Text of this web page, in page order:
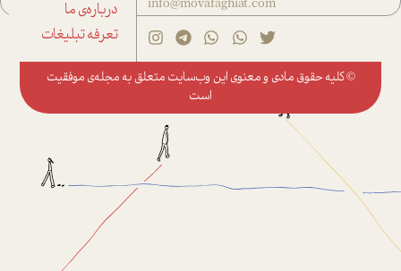
info@movafaghiat.com
درباره‌ی ما
تعرفه تبلیغات
© کلیه حقوق مادی و معنوی این وب‌سایت متعلق به مجله‌ی موفقیت
است